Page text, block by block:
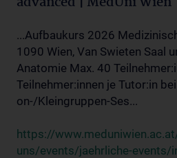
...Aufbaukurs 2026
1090 Wien, Van Swieten Saal
Anatomie Max. 40
Teilnehmer:innen je Tutor:in
on-/Kleingruppen-Ses...
https://
uns/events/jaehrliche-events/